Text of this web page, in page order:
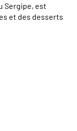
Sergipe, est
et des desserts